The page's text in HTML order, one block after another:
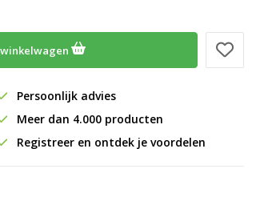
Persoonlijk advies
Meer dan 4.000 producten
Registreer en ontdek je voordelen